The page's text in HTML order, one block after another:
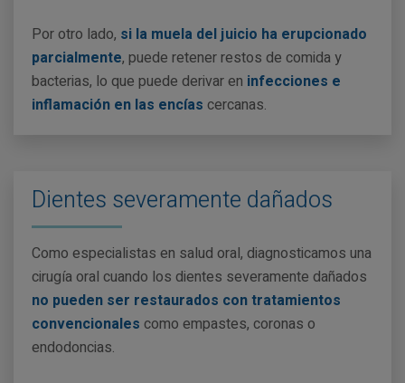
Por otro lado, si la muela del juicio ha erupcionado
parcialmente, puede retener restos de comida y
bacterias, lo que puede derivar en infecciones e
inflamación en las encías cercanas.
Dientes severamente dañados
Como especialistas en salud oral, diagnosticamos una
cirugía oral cuando los dientes severamente dañados
no pueden ser restaurados con tratamientos
convencionales como empastes, coronas o
endodoncias.